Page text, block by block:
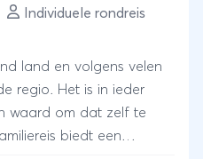
Individuele rondreis
land en volgens velen
regio. Het is in ieder
waard om dat zelf te
biedt een